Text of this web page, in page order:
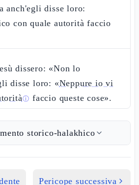
anch'egli disse loro:
con quale autorità faccio
dissero: «Non lo
disse loro: «Neppure io vi
ⓘ faccio queste cose».
storico-halakhico
Pericope successiva